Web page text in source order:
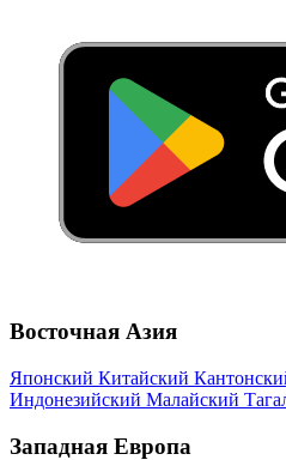
Восточная Азия
Японский Китайский
Индонезийский Малайский
Западная Европа